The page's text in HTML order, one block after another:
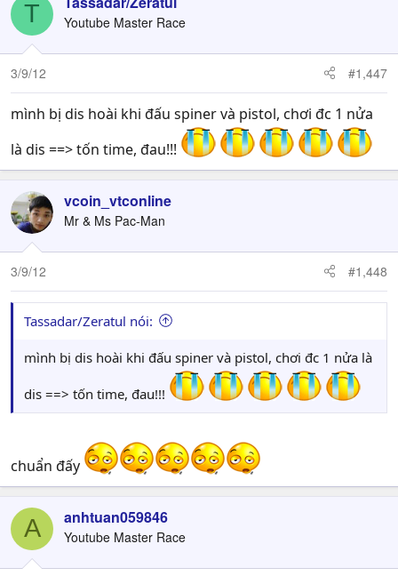
T Youtube Master Race
3/9/12 #1,447
mình bị dis hoài khi đấu spiner và pistol, chơi đc 1 nửa
là dis ==> tốn time, đau!!!
vcoin_vtconline
Mr & Ms Pac-Man
3/9/12 #1,448
Tassadar/Zeratul nói:
mình bị dis hoài khi đấu spiner và pistol, chơi đc 1 nửa là
dis ==> tốn time, đau!!!
chuẩn đấy
A anhtuan059846
Youtube Master Race